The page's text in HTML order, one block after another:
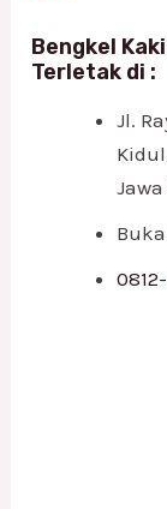
Bengkel
Terletak di :
Jl.
Buka